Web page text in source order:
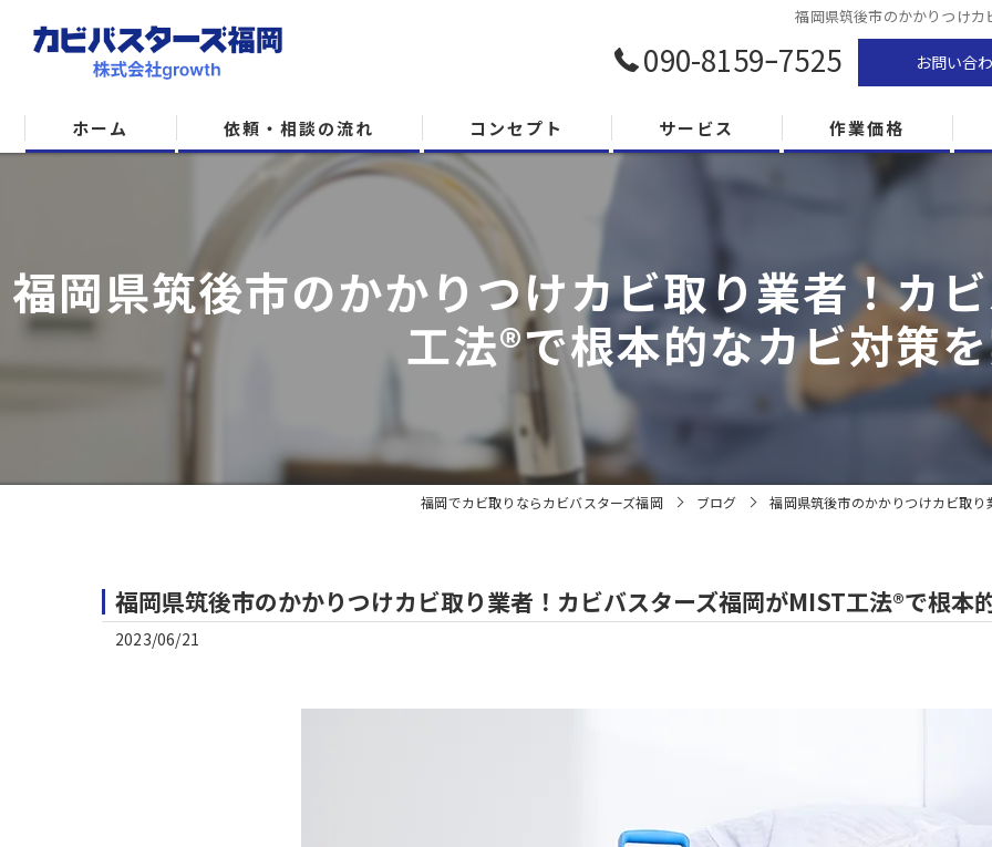
福岡県筑後市のかかりつけカ
090-8159ｰ7525 お問い合
ホーム 依頼・相談の流れ コンセプト サービス 作業価格
福岡県筑後市のかかりつけカビ取り業者！カ
工法®で根本的なカビ対策
福岡でカビ取りならカビバスターズ福岡 ブログ 福岡県筑後市のかかりつけカビ取
福岡県筑後市のかかりつけカビ取り業者！カビバスターズ福岡がMIST工法®で根本
2023/06/21